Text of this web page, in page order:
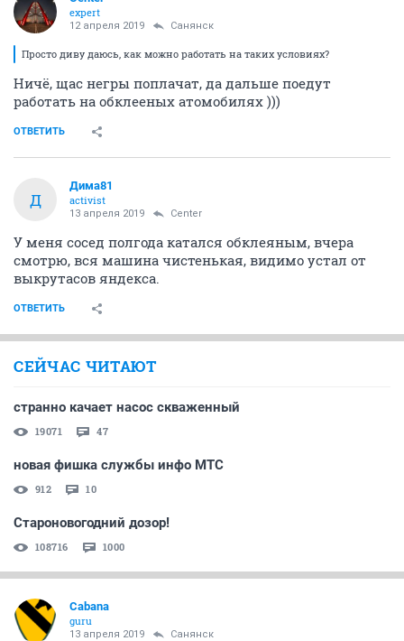
expert
12 апреля 2019 Санянск
Просто диву даюсь, как можно работать на таких условиях?
Ничё, щас негры поплачат, да дальше поедут
работать на обклееных атомобилях )))
ОТВЕТИТЬ
Д
Дима81
activist
13 апреля 2019 Center
У меня сосед полгода катался обклеяным, вчера
смотрю, вся машина чистенькая, видимо устал от
выкрутасов яндекса.
ОТВЕТИТЬ
СЕЙЧАС ЧИТАЮТ
странно качает насос скваженный
19071 47
новая фишка службы инфо МТС
912 10
Староновогодний дозор!
108716 1000
Cabana
guru
13 апреля 2019 Санянск